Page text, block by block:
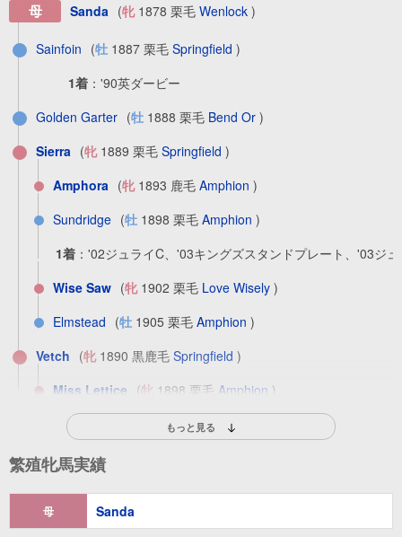
母 Sanda (牝1878 栗毛 Wenlock )
Sainfoin (牡 1887 栗毛 Springfield )
1着 ： '90英ダービー
Golden Garter (牡 1888 栗毛 Bend Or )
Sierra (牝1889 栗毛 Springfield )
Amphora (牝1893 鹿毛 Amphion )
Sundridge (牡 1898 栗毛 Amphion )
1着 ： '02ジュライC、'03キングズスタンドプレート、'03ジ
Wise Saw (牝1902 栗毛 Love Wisely )
Elmstead (牡 1905 栗毛 Amphion )
Vetch (牝1890 黒鹿毛 Springfield )
Miss Lettice (牝 1898 栗毛 Amphion )
Ampelion
1903 栗毛 Amphion
Santhia (牝
Ischia (牝1900 鹿毛Isinglass)
Black Sand (牡1897 鹿毛Melanion)
もっと見る
繁殖牝馬実績
母 Sanda